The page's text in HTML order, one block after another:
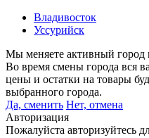
Владивосток
Уссурийск
Мы меняете активный город
Во время смены города вся
цены и остатки на товары
выбранного города.
Да, сменить Нет, отмена
Авторизация
Пожалуйста авторизуйтесь